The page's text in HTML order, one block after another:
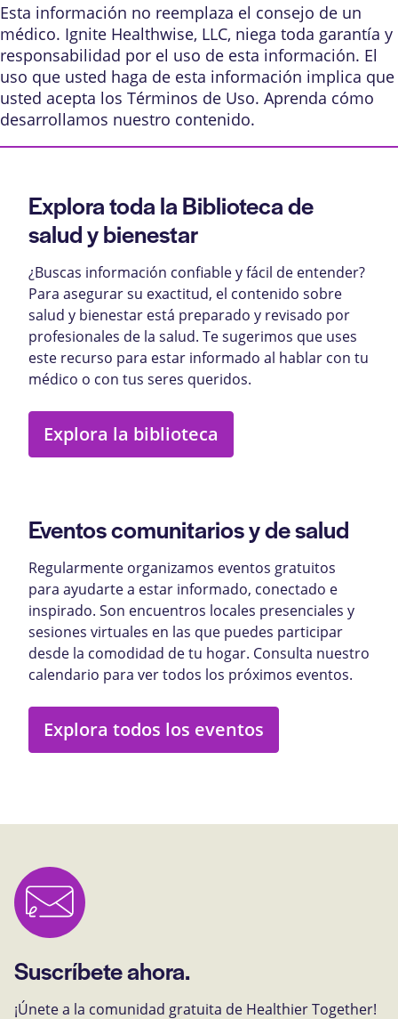
Esta información no reemplaza el consejo de un
médico. Ignite Healthwise, LLC, niega toda garantía y
responsabilidad por el uso de esta información. El
uso que usted haga de esta información implica que
usted acepta los Términos de Uso. Aprenda cómo
desarrollamos nuestro contenido.
Explora toda la Biblioteca de
salud y bienestar
¿Buscas información confiable y fácil de entender?
Para asegurar su exactitud, el contenido sobre
salud y bienestar está preparado y revisado por
profesionales de la salud. Te sugerimos que uses
este recurso para estar informado al hablar con tu
médico o con tus seres queridos.
Explora la biblioteca
Eventos comunitarios y de salud
Regularmente organizamos eventos gratuitos
para ayudarte a estar informado, conectado e
inspirado. Son encuentros locales presenciales y
sesiones virtuales en las que puedes participar
desde la comodidad de tu hogar. Consulta nuestro
calendario para ver todos los próximos eventos.
Explora todos los eventos
Suscríbete ahora.
¡Únete a la comunidad gratuita de Healthier Together!